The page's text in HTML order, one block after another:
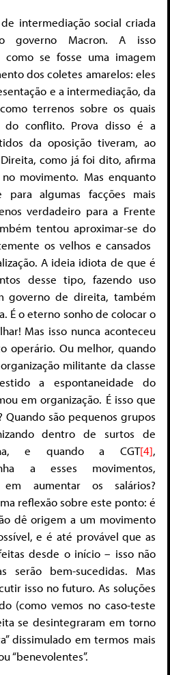
intermediação social criada
governo Macron. A isso
como se fosse uma imagem
dos coletes amarelos: eles
e a intermediação, da
terrenos sobre os quais
do conflito. Prova disso é a
da oposição tiveram, ao
como já foi dito, afirma
movimento. Mas enquanto
algumas facções mais
verdadeiro para a Frente
tentou aproximar-se do
os velhos e cansados
A ideia idiota de que é
desse tipo, fazendo uso
governo de direita, também
É o eterno sonho de colocar o
Mas isso nunca aconteceu
operário. Ou melhor, quando
militante da classe
a espontaneidade do
em organização. É isso que
Quando são pequenos grupos
dentro de surtos de
e quando a CGT[4],
a esses movimentos,
em aumentar os salários?
reflexão sobre este ponto: é
dê origem a um movimento
e é até provável que as
desde o início – isso não
serão bem-sucedidas. Mas
isso no futuro. As soluções
(como vemos no caso-teste
se desintegraram em torno
dissimulado em termos mais
“benevolentes”.